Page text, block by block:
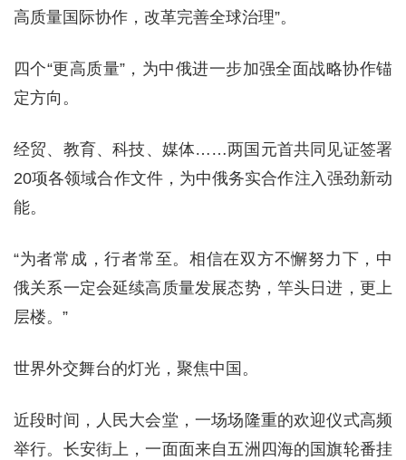
高质量国际协作，改革完善全球治理”。
四个“更高质量”，为中俄进一步加强全面战略协作锚
定方向。
经贸、教育、科技、媒体……两国元首共同见证签署
20项各领域合作文件，为中俄务实合作注入强劲新动
能。
“为者常成，行者常至。相信在双方不懈努力下，中
俄关系一定会延续高质量发展态势，竿头日进，更上
层楼。”
世界外交舞台的灯光，聚焦中国。
近段时间，人民大会堂，一场场隆重的欢迎仪式高频
举行。长安街上，一面面来自五洲四海的国旗轮番挂